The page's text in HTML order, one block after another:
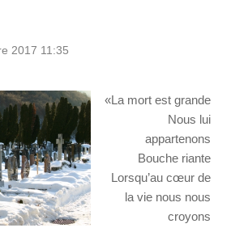
2017 11:35
«La mort est grande
Nous lui
appartenons
Bouche riante
Lorsqu’au cœur de
la vie nous nous
croyons